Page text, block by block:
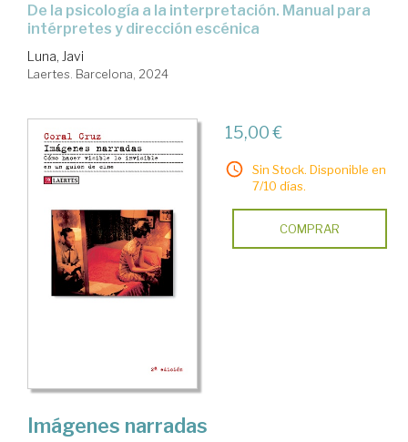
De la psicología a la interpretación. Manual para
intérpretes y dirección escénica
Luna, Javi
Laertes. Barcelona, 2024
15,00 €
Sin Stock. Disponible en
7/10 días.
COMPRAR
Imágenes narradas